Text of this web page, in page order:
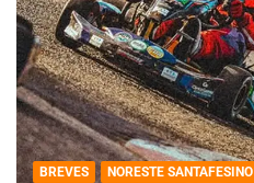
BREVES NORESTE SANTAFESINO